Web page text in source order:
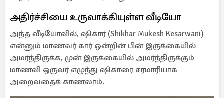
அதிர்ச்சியை உருவாக்கியுள்ள வீடியோ
அந்த வீடியோவில், ஷிகார் (Shikhar Mukesh Kesarwani)
என்னும் மாணவர் கார் ஒன்றின் பின் இருக்கையில்
அமர்ந்திருக்க, முன் இருக்கையில் அமர்ந்திருக்கும்
மாணவி ஒருவர் எழுந்து ஷிகாரை சரமாரியாக
அறைவதைக் காணலாம்.